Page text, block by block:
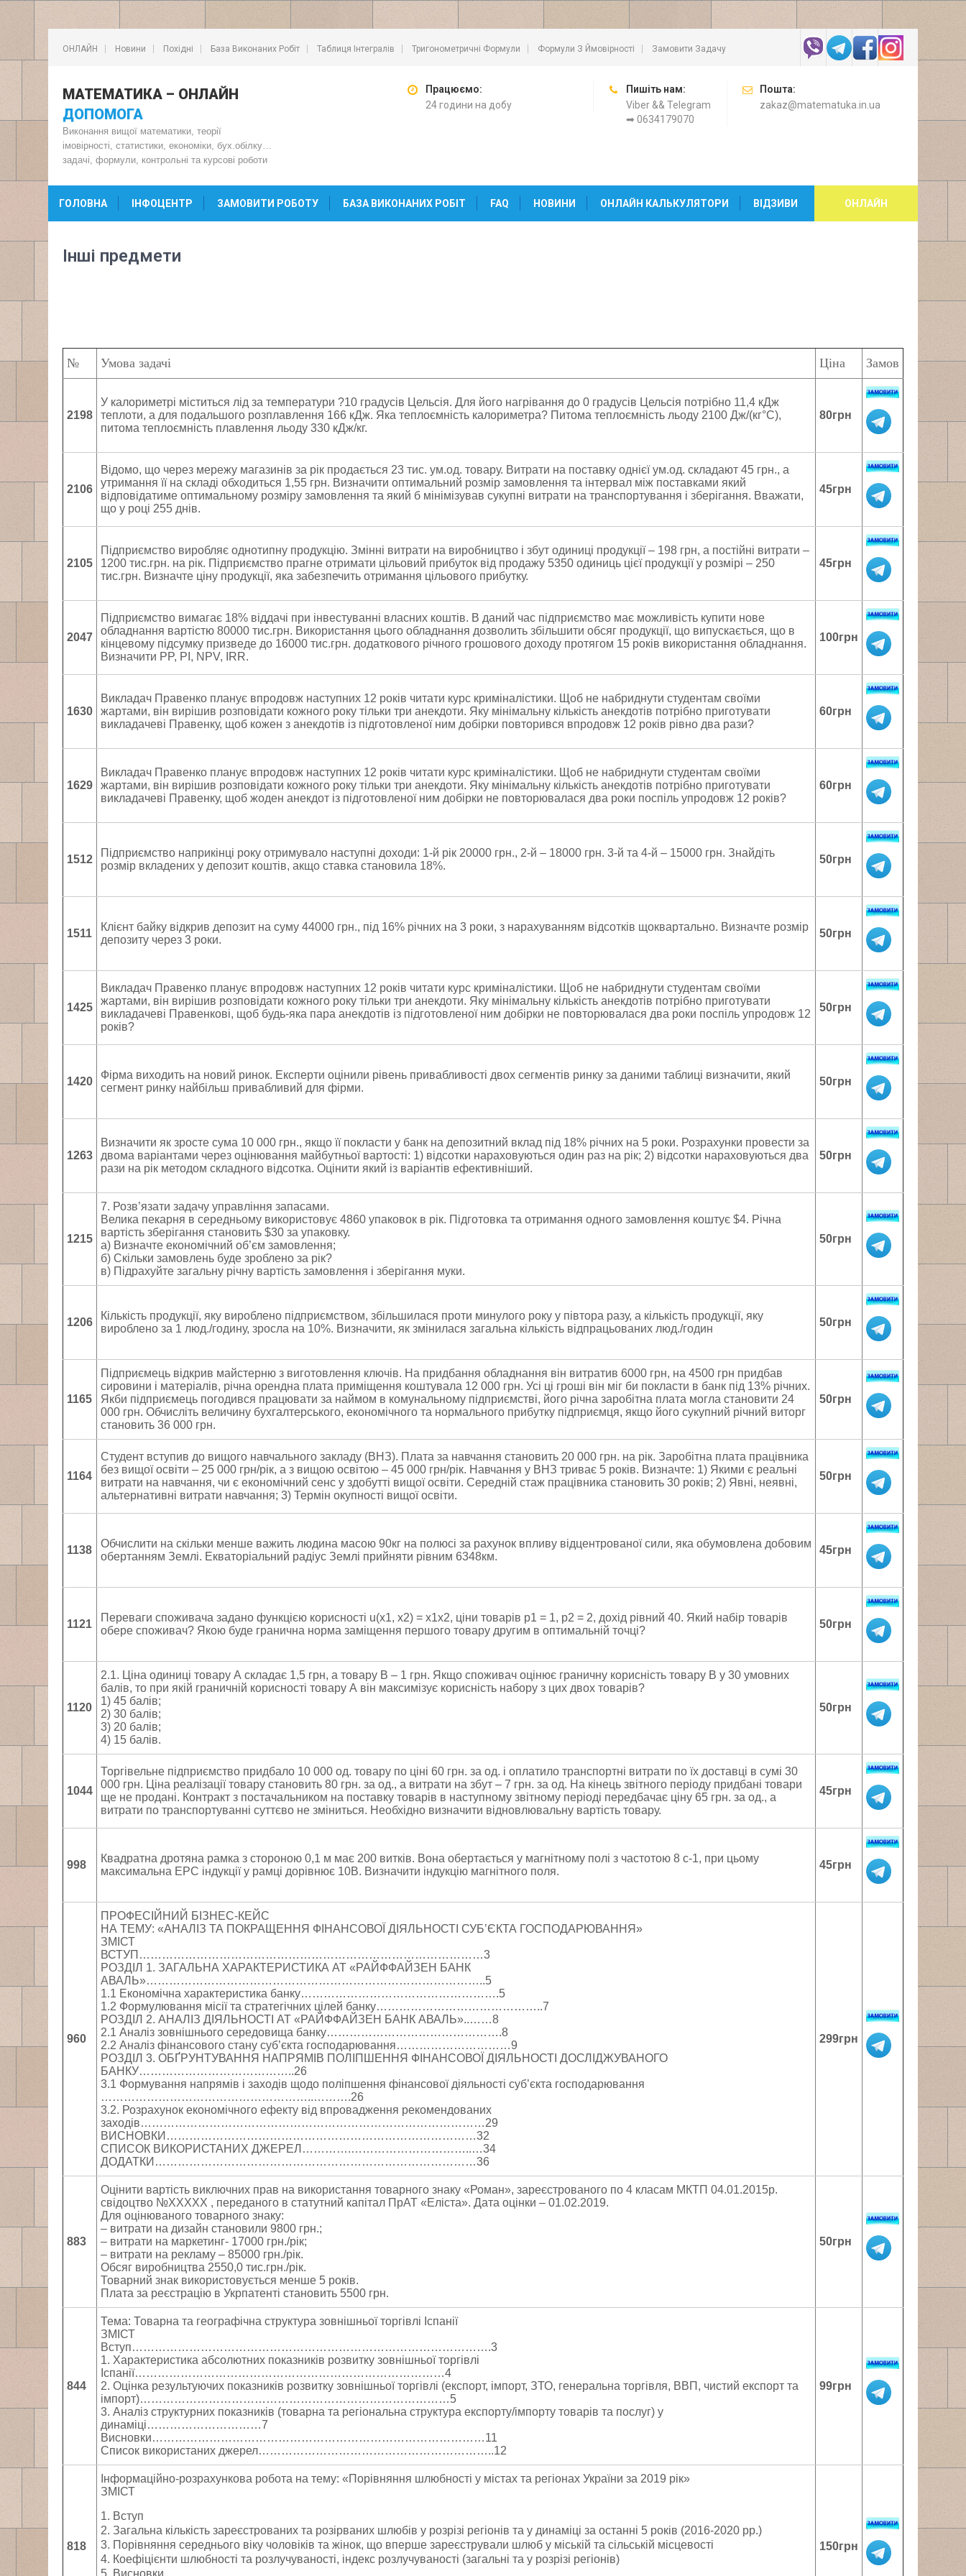
ОНЛАЙН Новини Похідні База Виконаних Робіт Таблиця Інтегралів Тригонометричні Формули Формули З Ймовірності Замовити Задачу
МАТЕМАТИКА – ОНЛАЙН
ДОПОМОГА
Виконання вищої математики, теорії
імовірності, статистики, економіки, бух.обілку…
задачі, формули, контрольні та курсові роботи
Працюємо:
24 години на добу
Пишіть нам:
Viber && Telegram
➡ 0634179070
Пошта:
zakaz@matematuka.in.ua
ГОЛОВНА ІНФОЦЕНТР ЗАМОВИТИ РОБОТУ БАЗА ВИКОНАНИХ РОБІТ FAQ НОВИНИ ОНЛАЙН КАЛЬКУЛЯТОРИ ВІДЗИВИ ОНЛАЙН
Інші предмети
№ Умова задачі Ціна Замов
2198
У калориметрі міститься лід за температури ?10 градусів Цельсія. Для його нагрівання до 0 градусів Цельсія потрібно 11,4 кДж
теплоти, а для подальшого розплавлення 166 кДж. Яка теплоємність калориметра? Питома теплоємність льоду 2100 Дж/(кг°С),
питома теплоємність плавлення льоду 330 кДж/кг.
80грн
2106
Відомо, що через мережу магазинів за рік продається 23 тис. ум.од. товару. Витрати на поставку однієї ум.од. складают 45 грн., а
утримання її на складі обходиться 1,55 грн. Визначити оптимальний розмір замовлення та інтервал між поставками який
відповідатиме оптимальному розміру замовлення та який б мінімізував сукупні витрати на транспортування і зберігання. Вважати,
що у році 255 днів.
45грн
2105
Підприємство виробляє однотипну продукцію. Змінні витрати на виробництво і збут одиниці продукції – 198 грн, а постійні витрати –
1200 тис.грн. на рік. Підприємство прагне отримати цільовий прибуток від продажу 5350 одиниць цієї продукції у розмірі – 250
тис.грн. Визначте ціну продукції, яка забезпечить отримання цільового прибутку.
45грн
2047
Підприємство вимагає 18% віддачі при інвестуванні власних коштів. В даний час підприємство має можливість купити нове
обладнання вартістю 80000 тис.грн. Використання цього обладнання дозволить збільшити обсяг продукції, що випускається, що в
кінцевому підсумку призведе до 16000 тис.грн. додаткового річного грошового доходу протягом 15 років використання обладнання.
Визначити PP, PI, NPV, IRR.
100грн
1630
Викладач Правенко планує впродовж наступних 12 років читати курс криміналістики. Щоб не набриднути студентам своїми
жартами, він вирішив розповідати кожного року тільки три анекдоти. Яку мінімальну кількість анекдотів потрібно приготувати
викладачеві Правенку, щоб кожен з анекдотів із підготовленої ним добірки повторився впродовж 12 років рівно два рази?
60грн
1629
Викладач Правенко планує впродовж наступних 12 років читати курс криміналістики. Щоб не набриднути студентам своїми
жартами, він вирішив розповідати кожного року тільки три анекдоти. Яку мінімальну кількість анекдотів потрібно приготувати
викладачеві Правенку, щоб жоден анекдот із підготовленої ним добірки не повторювалася два роки поспіль упродовж 12 років?
60грн
1512
Підприємство наприкінці року отримувало наступні доходи: 1-й рік 20000 грн., 2-й – 18000 грн. 3-й та 4-й – 15000 грн. Знайдіть
розмір вкладених у депозит коштів, акщо ставка становила 18%.
50грн
1511
Клієнт байку відкрив депозит на суму 44000 грн., під 16% річних на 3 роки, з нарахуванням відсотків щоквартально. Визначте розмір
депозиту через 3 роки.
50грн
1425
Викладач Правенко планує впродовж наступних 12 років читати курс криміналістики. Щоб не набриднути студентам своїми
жартами, він вирішив розповідати кожного року тільки три анекдоти. Яку мінімальну кількість анекдотів потрібно приготувати
викладачеві Правенкові, щоб будь-яка пара анекдотів із підготовленої ним добірки не повторювалася два роки поспіль упродовж 12
років?
50грн
1420
Фірма виходить на новий ринок. Експерти оцінили рівень привабливості двох сегментів ринку за даними таблиці визначити, який
сегмент ринку найбільш привабливий для фірми.
50грн
1263
Визначити як зросте сума 10 000 грн., якщо її покласти у банк на депозитний вклад під 18% річних на 5 роки. Розрахунки провести за
двома варіантами через оцінювання майбутньої вартості: 1) відсотки нараховуються один раз на рік; 2) відсотки нараховуються два
рази на рік методом складного відсотка. Оцінити який із варіантів ефективніший.
50грн
1215
7. Розв’язати задачу управління запасами.
Велика пекарня в середньому використовує 4860 упаковок в рік. Підготовка та отримання одного замовлення коштує $4. Річна
вартість зберігання становить $30 за упаковку.
а) Визначте економічний об’єм замовлення;
б) Скільки замовлень буде зроблено за рік?
в) Підрахуйте загальну річну вартість замовлення і зберігання муки.
50грн
1206
Кількість продукції, яку вироблено підприємством, збільшилася проти минулого року у півтора разу, а кількість продукції, яку
вироблено за 1 люд./годину, зросла на 10%. Визначити, як змінилася загальна кількість відпрацьованих люд./годин
50грн
1165
Підприємець відкрив майстерню з виготовлення ключів. На придбання обладнання він витратив 6000 грн, на 4500 грн придбав
сировини і матеріалів, річна орендна плата приміщення коштувала 12 000 грн. Усі ці гроші він міг би покласти в банк під 13% річних.
Якби підприємець погодився працювати за наймом в комунальному підприємстві, його річна заробітна плата могла становити 24
000 грн. Обчисліть величину бухгалтерського, економічного та нормального прибутку підприємця, якщо його сукупний річний виторг
становить 36 000 грн.
50грн
1164
Студент вступив до вищого навчального закладу (ВНЗ). Плата за навчання становить 20 000 грн. на рік. Заробітна плата працівника
без вищої освіти – 25 000 грн/рік, а з вищою освітою – 45 000 грн/рік. Навчання у ВНЗ триває 5 років. Визначте: 1) Якими є реальні
витрати на навчання, чи є економічний сенс у здобутті вищої освіти. Середній стаж працівника становить 30 років; 2) Явні, неявні,
альтернативні витрати навчання; 3) Термін окупності вищої освіти.
50грн
1138
Обчислити на скільки менше важить людина масою 90кг на полюсі за рахунок впливу відцентрованої сили, яка обумовлена добовим
обертанням Землі. Екваторіальний радіус Землі прийняти рівним 6348км.
45грн
1121
Переваги споживача задано функцією корисностi u(x1, x2) = x1x2, цiни товарiв p1 = 1, p2 = 2, дохiд рiвний 40. Який набiр товарiв
обере споживач? Якою буде гранична норма замiщення першого товару другим в оптимальнiй точцi?
50грн
1120
2.1. Цiна одиниці товару А складає 1,5 грн, а товару В – 1 грн. Якщо споживач оцінює граничну корисність товару В у 30 умовних
балів, то при якiй граничнiй корисностi товару А вiн максимiзує кориснiсть набору з цих двох товарiв?
1) 45 балiв;
2) 30 балiв;
3) 20 балiв;
4) 15 балiв.
50грн
1044
Торгівельне підприємство придбало 10 000 од. товару по ціні 60 грн. за од. і оплатило транспортні витрати по їх доставці в сумі 30
000 грн. Ціна реалізації товару становить 80 грн. за од., а витрати на збут – 7 грн. за од. На кінець звітного періоду придбані товари
ще не продані. Контракт з постачальником на поставку товарів в наступному звітному періоді передбачає ціну 65 грн. за од., а
витрати по транспортуванні суттєво не зміниться. Необхідно визначити відновлювальну вартість товару.
45грн
998
Квадратна дротяна рамка з стороною 0,1 м має 200 витків. Вона обертається у магнітному полі з частотою 8 с-1, при цьому
максимальна ЕРС індукції у рамці дорівнює 10В. Визначити індукцію магнітного поля.
45грн
960
ПРОФЕСІЙНИЙ БІЗНЕС-КЕЙС
НА ТЕМУ: «АНАЛІЗ ТА ПОКРАЩЕННЯ ФІНАНСОВОЇ ДІЯЛЬНОСТІ СУБ’ЄКТА ГОСПОДАРЮВАННЯ»
ЗМІСТ
ВСТУП………………………………………………………………………………3
РОЗДІЛ 1. ЗАГАЛЬНА ХАРАКТЕРИСТИКА АТ «РАЙФФАЙЗЕН БАНК
АВАЛЬ»……………………………………………………………………………..5
1.1 Економічна характеристика банку…………………………………………….5
1.2 Формулювання місії та стратегічних цілей банку……………………………………..7
РОЗДІЛ 2. АНАЛІЗ ДІЯЛЬНОСТІ АТ «РАЙФФАЙЗЕН БАНК АВАЛЬ»..……8
2.1 Аналіз зовнішнього середовища банку……………………………………….8
2.2 Аналіз фінансового стану суб’єкта господарювання…………………………9
РОЗДІЛ 3. ОБҐРУНТУВАННЯ НАПРЯМІВ ПОЛІПШЕННЯ ФІНАНСОВОЇ ДІЯЛЬНОСТІ ДОСЛІДЖУВАНОГО
БАНКУ…………………………………..26
3.1 Формування напрямів і заходів щодо поліпшення фінансової діяльності суб’єкта господарювання
………………………………………………..……….26
3.2. Розрахунок економічного ефекту від впровадження рекомендованих
заходів………………………………………………………………………………29
ВИСНОВКИ………………………………………………………………………32
СПИСОК ВИКОРИСТАНИХ ДЖЕРЕЛ………….…………………………..…34
ДОДАТКИ…………………………………………………………………………36
299грн
883
Оцінити вартість виключних прав на використання товарного знаку «Роман», зареєстрованого по 4 класам МКТП 04.01.2015р.
свідоцтво №ХХХХХ , переданого в статутний капітал ПрАТ «Еліста». Дата оцінки – 01.02.2019.
Для оцінюваного товарного знаку:
– витрати на дизайн становили 9800 грн.;
– витрати на маркетинг- 17000 грн./рік;
– витрати на рекламу – 85000 грн./рік.
Обсяг виробництва 2550,0 тис.грн./рік.
Товарний знак використовується менше 5 років.
Плата за реєстрацію в Укрпатенті становить 5500 грн.
50грн
844
Тема: Товарна та географічна структура зовнішньої торгівлі Іспанії
ЗМІСТ
Вступ………………………………………………………………………………….3
1. Характеристика абсолютних показників розвитку зовнішньої торгівлі
Іспанії………………………………………………………………………4
2. Оцінка результуючих показників розвитку зовнішньої торгівлі (експорт, імпорт, ЗТО, генеральна торгівля, ВВП, чистий експорт та
імпорт)………………………………………………………………………5
3. Аналіз структурних показників (товарна та регіональна структура експорту/імпорту товарів та послуг) у
динаміці…………………………7
Висновки……………………………………………………………………………11
Список використаних джерел……………………………………………………..12
99грн
818
Інформаційно-розрахункова робота на тему: «Порівняння шлюбності у містах та регіонах України за 2019 рік»
ЗМІСТ
1. Вступ
2. Загальна кількість зареєстрованих та розірваних шлюбів у розрізі регіонів та у динаміці за останні 5 років (2016-2020 рр.)
3. Порівняння середнього віку чоловіків та жінок, що вперше зареєстрували шлюб у міській та сільській місцевості
4. Коефіцієнти шлюбності та розлучуваності, індекс розлучуваності (загальні та у розрізі регіонів)
5. Висновки
150грн